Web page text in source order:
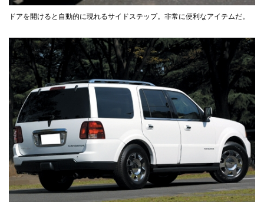
ドアを開けると自動的に現れるサイドステップ。非常に便利なアイテムだ。